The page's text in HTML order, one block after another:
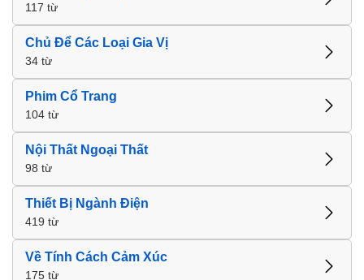
117 từ
Chủ Để Các Loại Gia Vị
34 từ
Phim Cổ Trang
104 từ
Nội Thất Ngoại Thất
98 từ
Thiết Bị Ngành Điện
419 từ
Về Tính Cách Cảm Xúc
175 từ